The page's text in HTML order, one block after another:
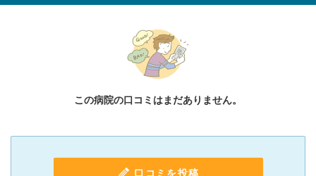
この病院の口コミはまだありません。
口コミを投稿